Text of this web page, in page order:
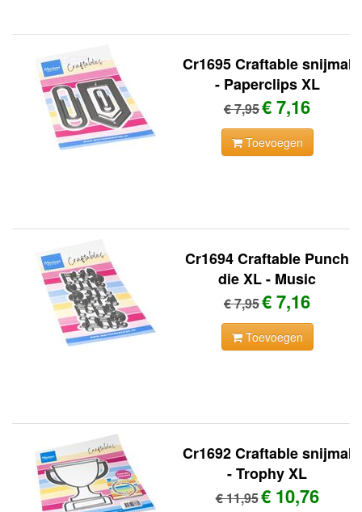
Cr1695 Craftable snijmal
- Paperclips XL
€ 7,95€ 7,16
Toevoegen
Cr1694 Craftable Punch
die XL - Music
€ 7,95€ 7,16
Toevoegen
Cr1692 Craftable snijmal
- Trophy XL
€ 11,95€ 10,76